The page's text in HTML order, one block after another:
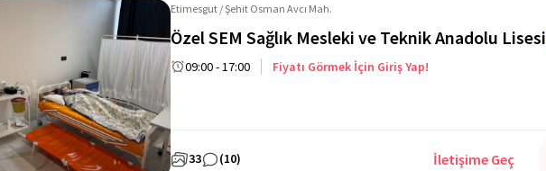
Etimesgut / Şehit Osman Avcı Mah.
Özel SEM Sağlık Mesleki ve Teknik Anadolu Lisesi
09:00 - 17:00 Fiyatı Görmek İçin Giriş Yap!
33 (10) İletişime Geç